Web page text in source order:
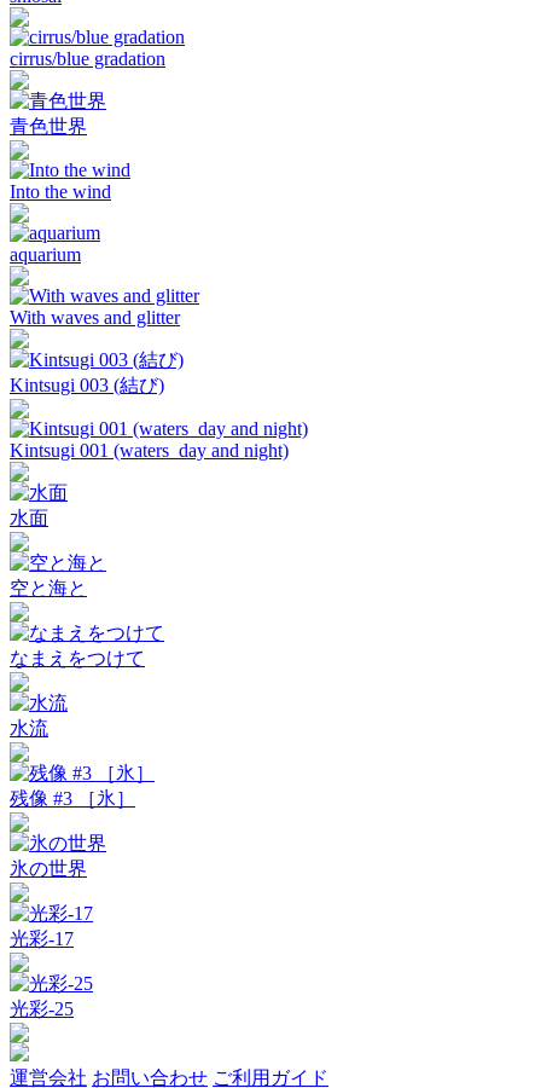
cirrus/blue gradation
青色世界
Into the wind
aquarium
With waves and glitter
Kintsugi 003 (結び)
Kintsugi 001 (waters_day and night)
水面
空と海と
なまえをつけて
水流
残像 #3 ［氷］
氷の世界
光彩-17
光彩-25
運営会社 お問い合わせ ご利用ガイド